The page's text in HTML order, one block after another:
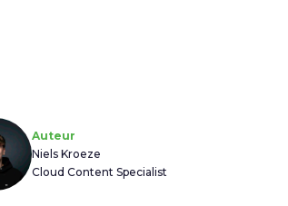
Auteur
Niels Kroeze
Cloud Content Specialist